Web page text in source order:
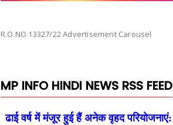
R.O.NO.13327/22 Advertisement Carousel
MP INFO HINDI NEWS RSS FEED